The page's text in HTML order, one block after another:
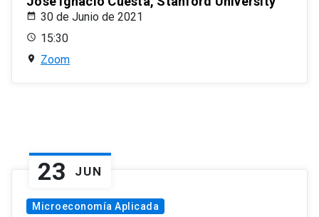
30 de Junio de 2021
15:30
Zoom
23 JUN
Microeconomía Aplicada